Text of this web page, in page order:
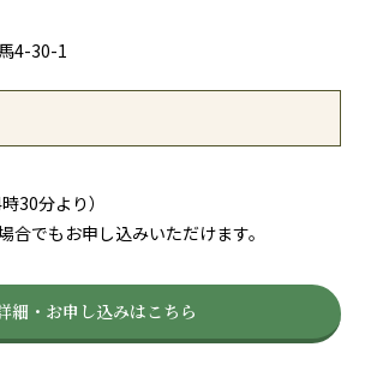
4-30-1
30分より）
でもお申し込みいただけます。
細・お申し込みはこちら